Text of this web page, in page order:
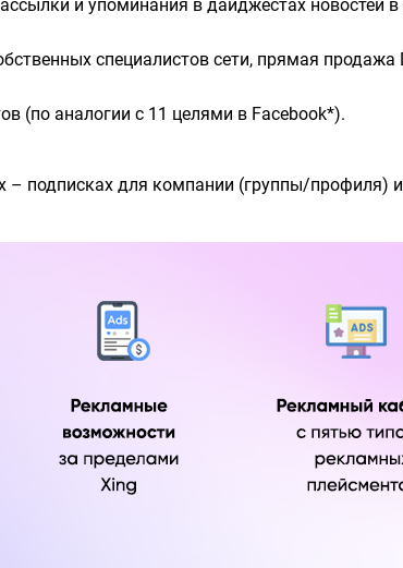
и упоминания в дайджестах новостей в
специалистов сети, прямая продажа
(по аналогии с 11 целями в Facebook*).
подписках для компании (группы/профиля)